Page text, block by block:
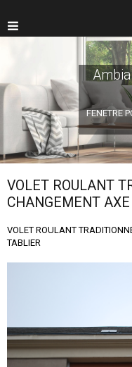
FENETRE
VOLET ROULANT
CHANGEMENT
VOLET ROULANT
TABLIER